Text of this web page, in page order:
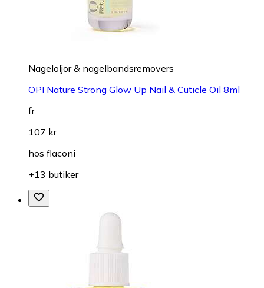
Nageloljor & nagelbandsremovers
OPI Nature Strong Glow Up Nail & Cuticle Oil 8ml
fr.
107 kr
hos flaconi
+13 butiker